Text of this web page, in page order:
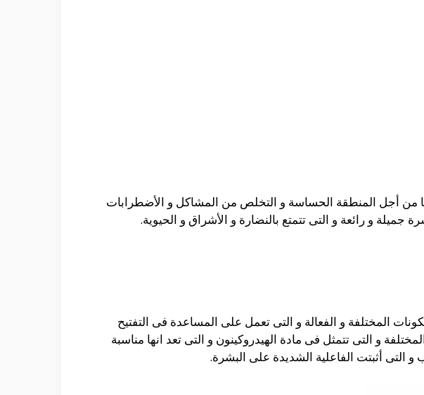
من أجل المنطقة الحساسة و التخلص من المشاكل و الأضطرابات
و رائعة و التى تتمتع بالنضارة و الأشراق و الحيوية.
المختلفة و الفعالة و التى تعمل على المساعدة فى التفتيح
و التى تتمثل فى مادة الهيدروكينون و التى تعد انها مناسبة
أثبتت الفاعلية الشديدة على البشرة.